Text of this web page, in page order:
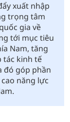
xuất nhập
trọng tâm
gia về
tới mục tiêu
Nam, tăng
tác kinh tế
đó góp phần
năng lực